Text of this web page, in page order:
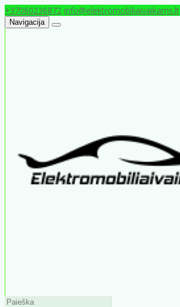
+37060236872 info@elektromobiliaivaikams.lt
Navigacija